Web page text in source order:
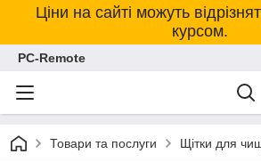
Ціни на сайті можуть
курсом.
PC-Remote
Товари та послуги Щітки для